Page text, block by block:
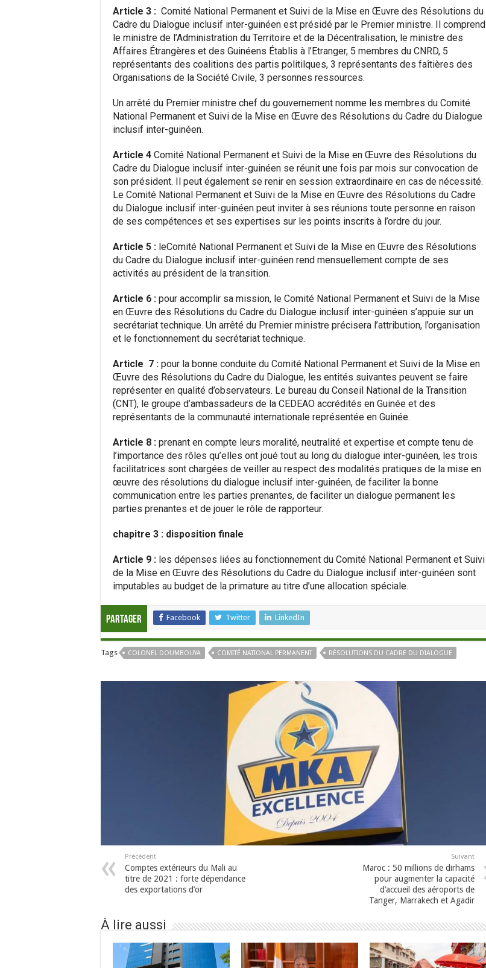
Article 3 : Comité National Permanent et Suivi de la Mise en Œuvre des Résolutions du
Cadre du Dialogue inclusif inter-guinéen est présidé par le Premier ministre. Il comprend
le ministre de l’Administration du Territoire et de la Décentralisation, le ministre des
Affaires Étrangères et des Guinéens Établis à l’Etranger, 5 membres du CNRD, 5
représentants des coalitions des partis politilques, 3 représentants des faîtières des
Organisations de la Société Civile, 3 personnes ressources.
Un arrêté du Premier ministre chef du gouvernement nomme les membres du Comité
National Permanent et Suivi de la Mise en Œuvre des Résolutions du Cadre du Dialogue
inclusif inter-guinéen.
Article 4 Comité National Permanent et Suivi de la Mise en Œuvre des Résolutions du
Cadre du Dialogue inclusif inter-guinéen se réunit une fois par mois sur convocation de
son président. Il peut également se renir en session extraordinaire en cas de nécessité.
Le Comité National Permanent et Suivi de la Mise en Œuvre des Résolutions du Cadre
du Dialogue inclusif inter-guinéen peut inviter à ses réunions toute personne en raison
de ses compétences et ses expertises sur les points inscrits à l’ordre du jour.
Article 5 : leComité National Permanent et Suivi de la Mise en Œuvre des Résolutions
du Cadre du Dialogue inclusif inter-guinéen rend mensuellement compte de ses
activités au président de la transition.
Article 6 : pour accomplir sa mission, le Comité National Permanent et Suivi de la Mise
en Œuvre des Résolutions du Cadre du Dialogue inclusif inter-guinéen s’appuie sur un
secrétariat technique. Un arrêté du Premier ministre précisera l’attribution, l’organisation
et le fonctionnement du secrétariat technique.
Article 7 : pour la bonne conduite du Comité National Permanent et Suivi de la Mise en
Œuvre des Résolutions du Cadre du Dialogue, les entités suivantes peuvent se faire
représenter en qualité d’observateurs. Le bureau du Conseil National de la Transition
(CNT), le groupe d’ambassadeurs de la CEDEAO accrédités en Guinée et des
représentants de la communauté internationale représentée en Guinée.
Article 8 : prenant en compte leurs moralité, neutralité et expertise et compte tenu de
l’importance des rôles qu’elles ont joué tout au long du dialogue inter-guinéen, les trois
facilitatrices sont chargées de veiller au respect des modalités pratiques de la mise en
œuvre des résolutions du dialogue inclusif inter-guinéen, de faciliter la bonne
communication entre les parties prenantes, de faciliter un dialogue permanent les
parties prenantes et de jouer le rôle de rapporteur.
chapitre 3 : disposition finale
Article 9 : les dépenses liées au fonctionnement du Comité National Permanent et Suivi
de la Mise en Œuvre des Résolutions du Cadre du Dialogue inclusif inter-guinéen sont
imputables au budget de la primature au titre d’une allocation spéciale.
Partager Facebook Twitter LinkedIn
Tags COLONEL DOUMBOUYA COMITÉ NATIONAL PERMANENT RÉSOLUTIONS DU CADRE DU DIALOGUE
Précédent
Comptes extérieurs du Mali au
titre de 2021 : forte dépendance
des exportations d’or
Suivant
Maroc : 50 millions de dirhams
pour augmenter la capacité
d’accueil des aéroports de
Tanger, Marrakech et Agadir
À lire aussi